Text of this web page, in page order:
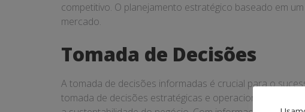
competitivo. O planejamento estratégico baseado em
mercado.
Tomada de Decisões
A tomada de decisões informadas é crucial para o
tomada de decisões estratégicas e operacionais. Para